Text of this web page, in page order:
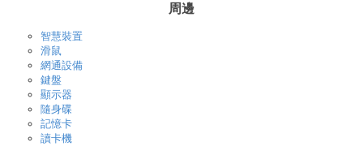
周邊
智慧裝置
滑鼠
網通設備
鍵盤
顯示器
隨身碟
記憶卡
讀卡機